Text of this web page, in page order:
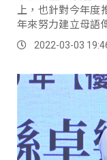
上，也針對今年度
年來努力建立母語
年輕族人，多多學
2022-03-03